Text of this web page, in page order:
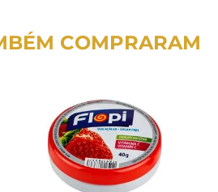
COMPRARAM